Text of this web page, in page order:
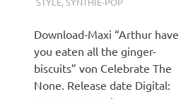
Download-Maxi “Arthur have
you eaten all the ginger-
biscuits” von Celebrate The
None. Release date Digital: